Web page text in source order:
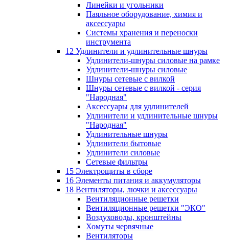
Линейки и угольники
Паяльное оборудование, химия и
аксессуары
Системы хранения и переноски
инструмента
12 Удлинители и удлинительные шнуры
Удлинители-шнуры силовые на рамке
Удлинители-шнуры силовые
Шнуры сетевые с вилкой
Шнуры сетевые с вилкой - серия
"Народная"
Аксессуары для удлинителей
Удлинители и удлинительные шнуры
"Народная"
Удлинительные шнуры
Удлинители бытовые
Удлинители силовые
Сетевые фильтры
15 Электрощиты в сборе
16 Элементы питания и аккумуляторы
18 Вентиляторы, лючки и аксессуары
Вентиляционные решетки
Вентиляционные решетки "ЭКО"
Воздуховоды, кронштейны
Хомуты червячные
Вентиляторы